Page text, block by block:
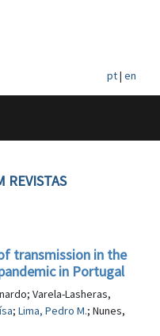
pt| en
REVISTAS
transmission in the
in Portugal
Varela-Lasheras,
; Lima, Pedro M.; Nunes,